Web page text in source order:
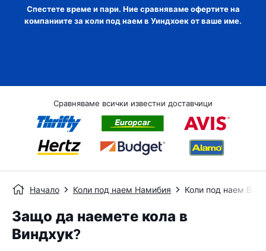
Спестете време и пари. Ние сравняваме офертите на
компаниите за коли под наем в Уиндхоек от ваше име.
Сравняваме всички известни доставчици
Начало Коли под наем Намибия Коли под наем
Защо да наемете кола в
Виндхук?